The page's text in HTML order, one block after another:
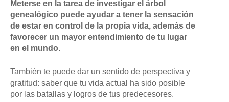
Meterse en la tarea de investigar el árbol
genealógico puede ayudar a tener la sensación
de estar en control de la propia vida, además de
favorecer un mayor entendimiento de tu lugar
en el mundo.
También te puede dar un sentido de perspectiva y
gratitud: saber que tu vida actual ha sido posible
por las batallas y logros de tus predecesores.